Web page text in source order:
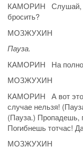
КАМОРИН Слушай, а
бросить?
МОЗЖУХИН
Пауза.
КАМОРИН На
МОЗЖУХИН
КАМОРИН А вот
случае нельзя!
(Пауза.) Пропадешь,
Погибнешь тотчас!
МОЗЖУХИН